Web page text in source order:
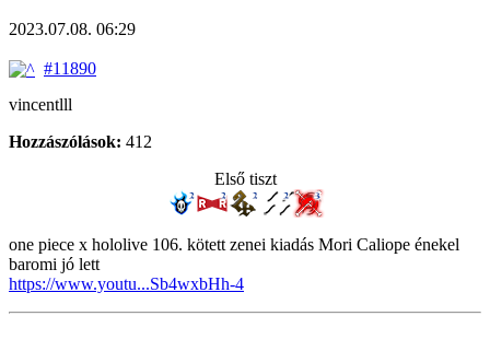
2023.07.08. 06:29
#11890
vincentlll
Hozzászólások: 412
Első tiszt
one piece x hololive 106. kötett zenei kiadás Mori Caliope énekel
baromi jó lett
https://www.youtu...Sb4wxbHh-4